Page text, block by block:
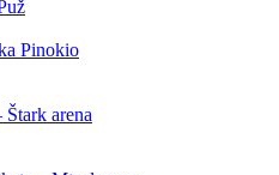
Pinokio
arena